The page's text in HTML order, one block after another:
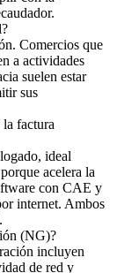
Comercios que
a actividades
suelen estar
sus
factura
ideal
acelera la
con CAE y
internet. Ambos
(NG)?
incluyen
de red y